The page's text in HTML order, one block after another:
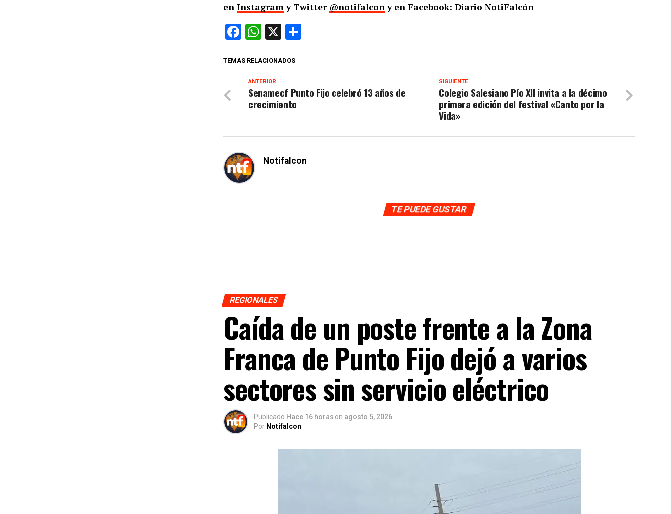
en Instagramy Twitter @notifalcony en Facebook: Diario NotiFalcón
Facebook
WhatsApp
X
TEMAS RELACIONADOS
SIGUIENTE
Colegio Salesiano Pío XII invita a la décimo
primera edición del festival «Canto por la
Vida»
ANTERIOR
Senamecf Punto Fijo celebró 13 años de
crecimiento
Notifalcon
TE PUEDE GUSTAR
REGIONALES
Caída de un poste frente a la Zona
Franca de Punto Fijo dejó a varios
sectores sin servicio eléctrico
Publicado Hace 16 horas on agosto 5, 2026
Por Notifalcon